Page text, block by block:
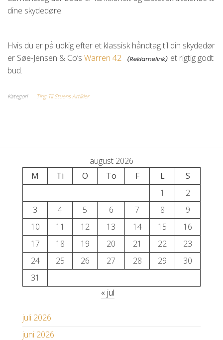
dine skydedøre.
Hvis du er på udkig efter et klassisk håndtag til din skydedør
er Søe-Jensen & Co’s Warren 42
et rigtig godt
bud.
Kategori Ting Til Stuens Artikler
august 2026
M
Ti O To F L
S
1
2
3
4 5 6 7 8
9
10
11 12 13 14 15
16
17
18 19 20 21 22
23
24
25 26 27 28 29
30
31
« jul
juli 2026
juni 2026